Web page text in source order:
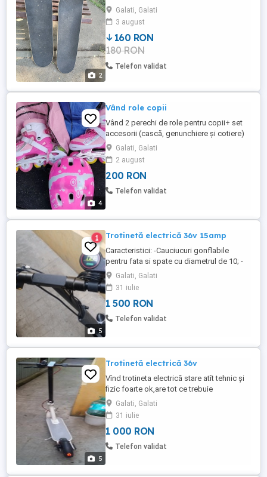
2
Galati, Galati
3 august
160 RON
180 RON
Telefon validat
4
Vând role copii
Vând 2 perechi de role pentru copii+ set
accesorii (cască, genunchiere și cotiere)
mărimea M (35-38) reglabile. Preț 200 lei
negociabil
Galati, Galati
2 august
200 RON
Telefon validat
5
1 Trotinetă electrică 36v 15amp
Caracteristici: -Cauciucuri gonflabile
pentru fata si spate cu diametrul de 10; -
Display LCD, maneta de accelerare, far
pentru a permite calatoria pe timp de
noapte, discuri de frana, suspensii fata si
spate; -Viteza maxima: 24,9 km h* -Unghi
intoarcere: 60 -Unghi maxim la urcare: 15 -
Galati, Galati
31 iulie
1 500 RON
Telefon validat
5
Trotinetă electrică 36v
Vînd trotineta electrică stare atît tehnic și
fizic foarte ok,are tot ce trebuie
Galati, Galati
31 iulie
1 000 RON
Telefon validat